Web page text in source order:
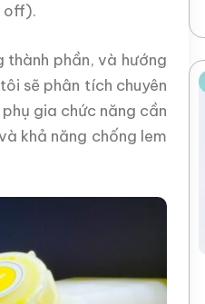
off).
phần, và hướng
sẽ phân tích chuyên
gia chức năng cần
khả năng chống lem